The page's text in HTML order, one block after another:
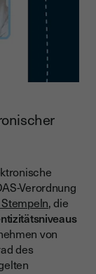
Verordnung
, die
von
des